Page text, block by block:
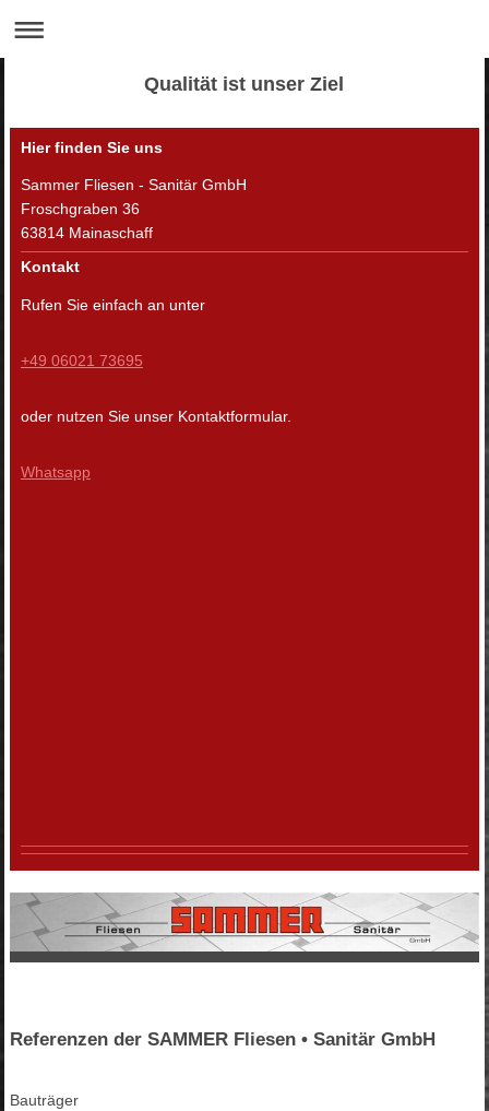
Qualität ist unser Ziel
Hier finden Sie uns
Sammer Fliesen - Sanitär GmbH
Froschgraben 36
63814 Mainaschaff
Kontakt
Rufen Sie einfach an unter
+49 06021 73695
oder nutzen Sie unser Kontaktformular.
Whatsapp
Referenzen der SAMMER Fliesen • Sanitär GmbH
Bauträger